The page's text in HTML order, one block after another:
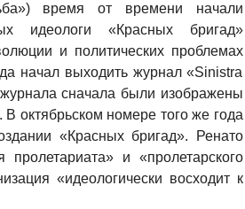
время от времени начали
идеологи «Красных бригад»
и политических проблемах
начал выходить журнал «Sinistra
сначала были изображены
октябрьском номере того же года
«Красных бригад». Ренато
и «пролетарского
«идеологически восходит к